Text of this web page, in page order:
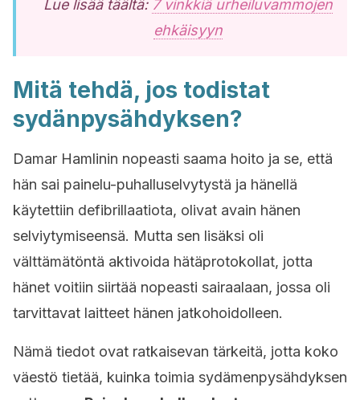
Lue lisää täältä: 7 vinkkiä urheiluvammojen
ehkäisyyn
Mitä tehdä, jos todistat
sydänpysähdyksen?
Damar Hamlinin nopeasti saama hoito ja se, että
hän sai painelu-puhalluselvytystä ja hänellä
käytettiin defibrillaatiota, olivat avain hänen
selviytymiseensä. Mutta sen lisäksi oli
välttämätöntä aktivoida hätäprotokollat, jotta
hänet voitiin siirtää nopeasti sairaalaan, jossa oli
tarvittavat laitteet hänen jatkohoidolleen.
Nämä tiedot ovat ratkaisevan tärkeitä, jotta koko
väestö tietää, kuinka toimia sydämenpysähdyksen